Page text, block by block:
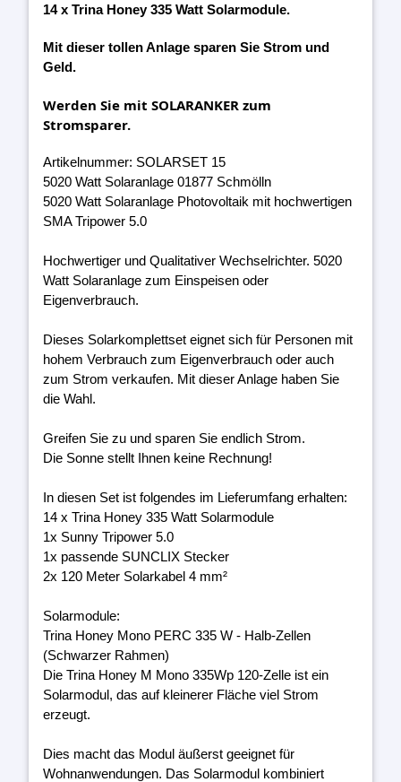
14 x Trina Honey 335 Watt Solarmodule.
Mit dieser tollen Anlage sparen Sie Strom und
Geld.
Werden Sie mit SOLARANKER zum
Stromsparer.
Artikelnummer: SOLARSET 15
5020 Watt Solaranlage 01877 Schmölln
5020 Watt Solaranlage Photovoltaik mit hochwertigen
SMA Tripower 5.0
Hochwertiger und Qualitativer Wechselrichter. 5020
Watt Solaranlage zum Einspeisen oder
Eigenverbrauch.
Dieses Solarkomplettset eignet sich für Personen mit
hohem Verbrauch zum Eigenverbrauch oder auch
zum Strom verkaufen. Mit dieser Anlage haben Sie
die Wahl.
Greifen Sie zu und sparen Sie endlich Strom.
Die Sonne stellt Ihnen keine Rechnung!
In diesen Set ist folgendes im Lieferumfang erhalten:
14 x Trina Honey 335 Watt Solarmodule
1x Sunny Tripower 5.0
1x passende SUNCLIX Stecker
2x 120 Meter Solarkabel 4 mm²
Solarmodule:
Trina Honey Mono PERC 335 W - Halb-Zellen
(Schwarzer Rahmen)
Die Trina Honey M Mono 335Wp 120-Zelle ist ein
Solarmodul, das auf kleinerer Fläche viel Strom
erzeugt.
Dies macht das Modul äußerst geeignet für
Wohnanwendungen. Das Solarmodul kombiniert